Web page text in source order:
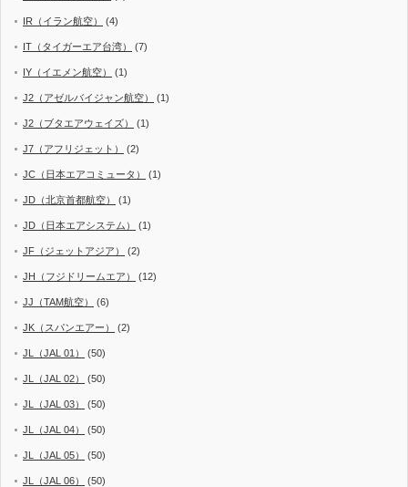
IR（イラン航空） (4)
IT（タイガーエア台湾） (7)
IY（イエメン航空） (1)
J2（アゼルバイジャン航空） (1)
J2（ブタエアウェイズ） (1)
J7（アフリジェット） (2)
JC（日本エアコミュータ） (1)
JD（北京首都航空） (1)
JD（日本エアシステム） (1)
JF（ジェットアジア） (2)
JH（フジドリームエア） (12)
JJ（TAM航空） (6)
JK（スパンエアー） (2)
JL（JAL 01） (50)
JL（JAL 02） (50)
JL（JAL 03） (50)
JL（JAL 04） (50)
JL（JAL 05） (50)
JL（JAL 06） (50)